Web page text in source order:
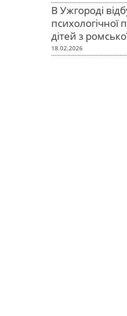
В Ужгороді
психологічної
дітей з
18.02.2026